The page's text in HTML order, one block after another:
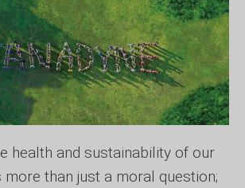
health and sustainability of our
more than just a moral question;